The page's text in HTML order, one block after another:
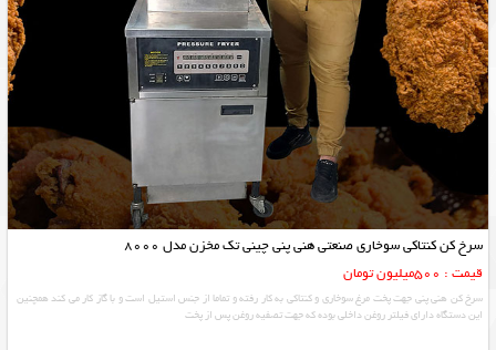
سرخ کن کنتاکی سوخاری صنعتی هنی پنی چینی تک مخزن مدل 8000
قیمت : 500میلیون تومان
سرخ کن هنی پنی جهت پخت مرغ سوخاری و کنتاکی به کار رفته و تماما از جنس استیل است و با گاز کار می کند همچنین
این دستگاه دارای فیلتر روغن داخلی بوده که جهت تصفیه روغن پس از پخت